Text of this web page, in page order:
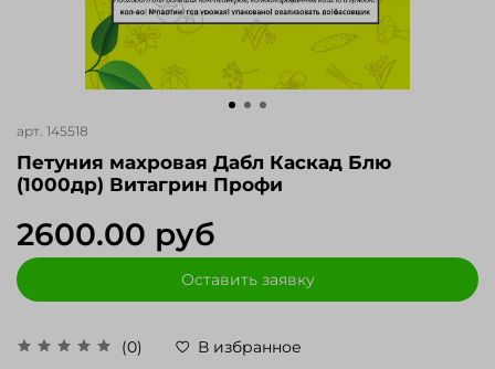
арт. 145518
Петуния махровая Дабл Каскад Блю
(1000др) Витагрин Профи
(0)
В избранное
2600.00 руб
Оставить заявку